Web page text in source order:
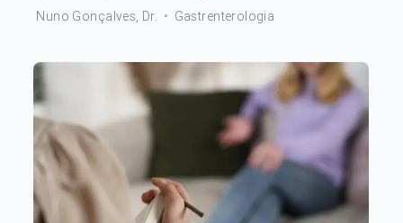
Nuno Gonçalves, Dr. • Gastrenterologia